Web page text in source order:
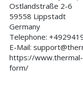
Ostlandstraße 2-6
59558 Lippstadt
Germany
Telephone:
E-Mail:
https://
form/